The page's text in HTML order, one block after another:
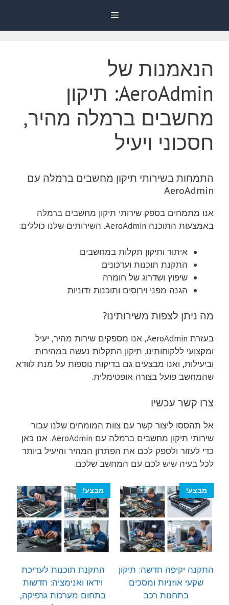
Menu
הנאמנות של
AeroAdmin: תיקון
מחשבים ברמלה מהיר,
חסכוני ויעיל
התמחות בשירותי תיקון מחשבים ברמלה עם
AeroAdmin
אנו מתמחים בספק שירותי תיקון מחשבים ברמלה
באמצעות התוכנה AeroAdmin. השירותים שלנו כוללים:
איתור ותיקון תקלות במחשבים
התקנת תוכנות ועדכונים
שיפוץ ושדרוג של חומרה
הגנה מפני וירוסים ותוכנות זדוניות
מה ניתן לצפות משירותינו?
בעזרת AeroAdmin, אנו מספקים שירות מהיר, יעיל
ומקצועי ללקוחותינו. תיקון התקלות נעשה במהירות
וביעילות, ואנו מבצעים גם בדיקות נוספות על מנת לוודא
שהמחשב פועל בצורה אופטימלית.
צרו קשר עכשיו
אל תהססו ליצור קשר עם צוות המומחים שלנו עבור
שירותי תיקון מחשבים ברמלה עם AeroAdmin. אנו כאן
כדי לעזור ולספק לכם את הפתרון המהיר והיעיל ביותר
לכל בעיה שיש לכם עם המחשב שלכם.
מבצע!
התקנה יקיפה חדשה: תיקון
שקעי אוזניות ומסכים
בתחנות רכב
מבצע!
התקנת תוכנות לעריכת
וידאו ואנימציה: חדשות
בתחום מערכות גרפיקה,